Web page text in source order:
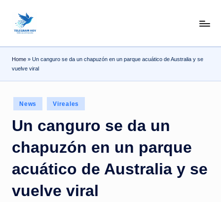
N
o
T
i
T
e
l
e
N
o
Home » Un canguro se da un chapuzón en un parque acuático de Australia y se
vuelve viral
Posted
in
News Vireales
Un canguro se da un
chapuzón en un parque
acuático de Australia y se
vuelve viral